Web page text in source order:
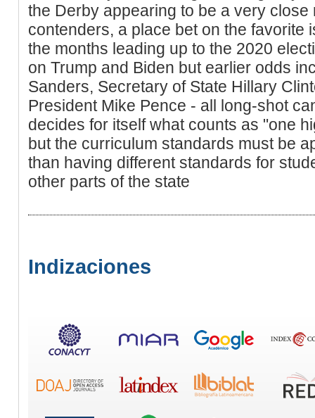
the Derby appearing to be a very
contenders, a place bet on the favorite
the months leading up to the 2020
on Trump and Biden but earlier odds
Sanders, Secretary of State Hillary
President Mike Pence - all long-shot
decides for itself what counts as "one
but the curriculum standards must be
than having different standards for
other parts of the state
Indizaciones